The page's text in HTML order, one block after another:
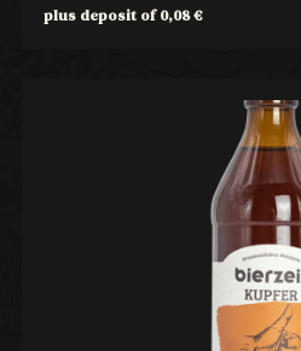
plus deposit of0,08€